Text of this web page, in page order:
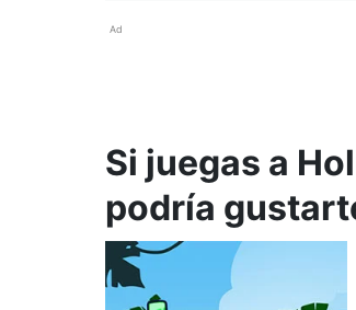
Ad
Si juegas a
podría